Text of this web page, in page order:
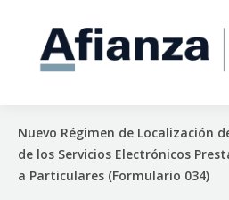
Nuevo Régimen de Localización
de los Servicios Electrónicos
a Particulares (Formulario 034)